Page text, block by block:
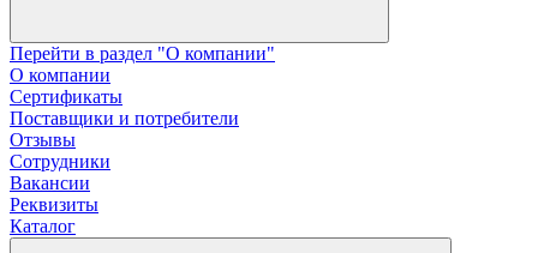
Перейти в раздел "О компании"
О компании
Сертификаты
Поставщики и потребители
Отзывы
Сотрудники
Вакансии
Реквизиты
Каталог